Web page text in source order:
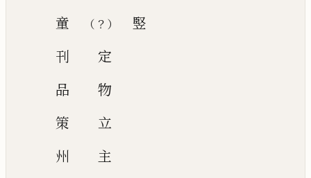
童
（ ？ ）
竪
刊
定
品
物
策
立
州
主